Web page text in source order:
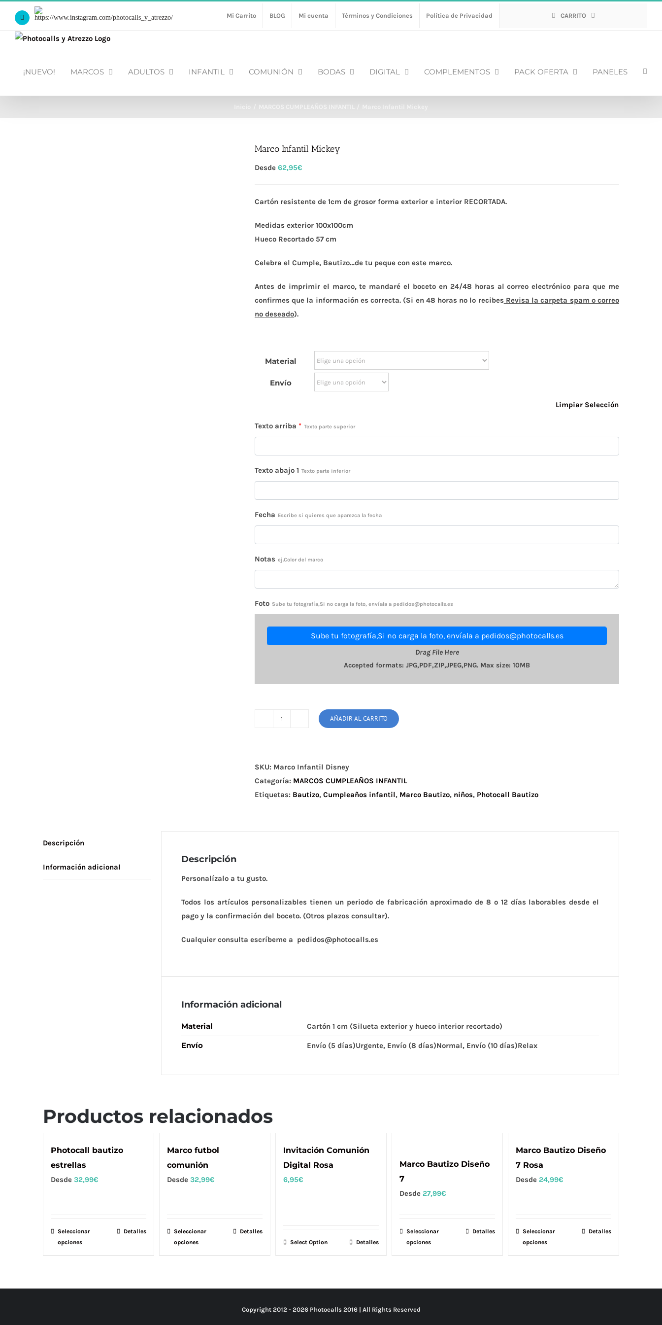
contenido
Facebook
Https://www.instagram.com/photocalls_y_atrezzo/ Mi Carrito BLOG Mi cuenta Términos y Condiciones Política de Privacidad CARRITO
¡NUEVO! MARCOS ADULTOS INFANTIL COMUNIÓN BODAS DIGITAL COMPLEMENTOS PACK OFERTA PANELES
Inicio MARCOS CUMPLEAÑOS INFANTIL Marco Infantil Mickey
Marco Infantil Mickey
Desde 62,95€
Cartón resistente de 1cm de grosor forma exterior e interior RECORTADA.
Medidas exterior 100x100cm
Hueco Recortado 57 cm
Celebra el Cumple, Bautizo…de tu peque con este marco.
Antes de imprimir el marco, te mandaré el boceto en 24/48 horas al correo electrónico para que me
confirmes que la información es correcta. (Si en 48 horas no lo recibes Revisa la carpeta spam o correo
no deseado).
Material
Envío
Limpiar Selección
Texto arriba * Texto parte superior
Texto abajo 1 Texto parte inferior
Fecha Escribe si quieres que aparezca la fecha
Notas ej.Color del marco
Foto Sube tu fotografía,Si no carga la foto, envíala a pedidos@photocalls.es
Sube tu fotografía,Si no carga la foto, envíala a pedidos@photocalls.es
Drag File Here
Accepted formats: JPG,PDF,ZIP,JPEG,PNG. Max size: 10MB
cantidad
AÑADIR AL CARRITO
SKU: Marco Infantil Disney
Categoría: MARCOS CUMPLEAÑOS INFANTIL
Etiquetas: Bautizo, Cumpleaños infantil, Marco Bautizo, niños, Photocall Bautizo
Descripción
Información adicional
Descripción
Personalízalo a tu gusto.
Todos los artículos personalizables tienen un periodo de fabricación aproximado de 8 o 12 días laborables desde el
pago y la confirmación del boceto. (Otros plazos consultar).
Cualquier consulta escríbeme a pedidos@photocalls.es
Información adicional
Material Cartón 1 cm (Silueta exterior y hueco interior recortado)
Envío Envío (5 días)Urgente, Envío (8 días)Normal, Envío (10 días)Relax
Productos relacionados
Photocall bautizo
estrellas
Desde 32,99€
Seleccionar
opciones
variantes.
Detalles
Marco futbol
comunión
Desde 32,99€
Seleccionar
opciones
variantes.
opciones
Detalles
Invitación Comunión
Digital Rosa
6,95€
Select Option Detalles
Marco Bautizo Diseño
7
Desde 27,99€
Seleccionar
opciones
variantes.
Detalles
Marco Bautizo Diseño
7 Rosa
Desde 24,99€
Seleccionar
opciones
variantes.
Detalles
Copyright 2012 - 2026 Photocalls 2016| All Rights Reserved